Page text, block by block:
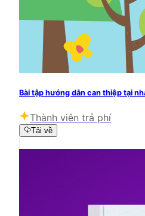
Bài tập hướng dẫn can thiệp tại
Thành viên trả phí
Tải về